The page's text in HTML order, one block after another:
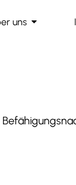
unsarrow_drop_down